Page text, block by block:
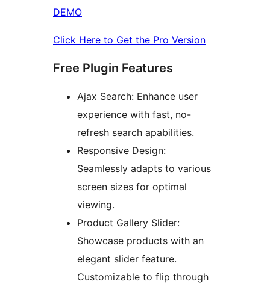
DEMO
Click Here to Get the Pro Version
Free Plugin Features
Ajax Search: Enhance user
experience with fast, no-
refresh search apabilities.
Responsive Design:
Seamlessly adapts to various
screen sizes for optimal
viewing.
Product Gallery Slider:
Showcase products with an
elegant slider feature.
Customizable to flip through